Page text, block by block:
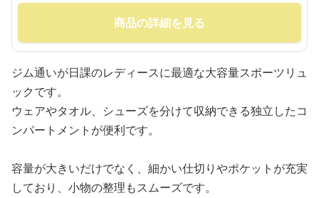
商品の詳細を見る
ジム通いが日課のレディースに最適な大容量スポーツリュ
ックです。
ウェアやタオル、シューズを分けて収納できる独立したコ
ンパートメントが便利です。
容量が大きいだけでなく、細かい仕切りやポケットが充実
しており、小物の整理もスムーズです。